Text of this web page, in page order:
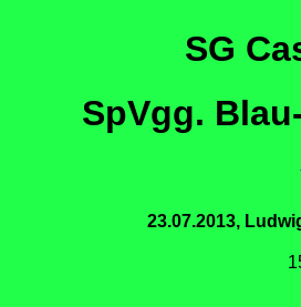
SG
SpVgg.
23.07.2013,